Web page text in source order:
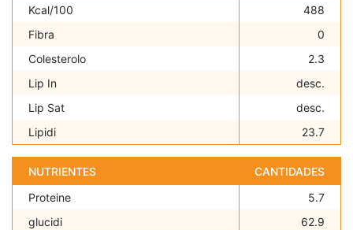
Kcal/100
488
Fibra
0
Colesterolo
2.3
Lip In
desc.
Lip Sat
desc.
Lipidi
23.7
NUTRIENTES
CANTIDADES
Proteine
5.7
glucidi
62.9